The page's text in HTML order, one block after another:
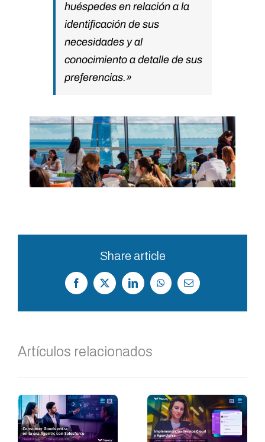
huéspedes en relación a la
identificación de sus
necesidades y al
conocimiento a detalle de sus
preferencias.»
Share article
Facebook
X LinkedInWhatsApp
Correo
electrónico
Artículos relacionados